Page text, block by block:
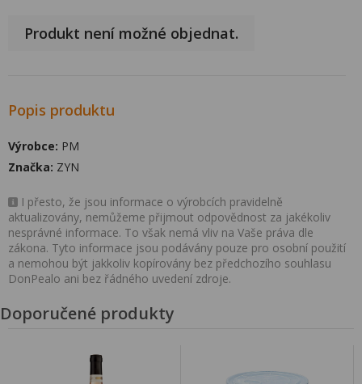
Produkt není možné objednat.
Popis produktu
Výrobce: PM
Značka: ZYN
I přesto, že jsou informace o výrobcích pravidelně
aktualizovány, nemůžeme přijmout odpovědnost za jakékoliv
nesprávné informace. To však nemá vliv na Vaše práva dle
zákona. Tyto informace jsou podávány pouze pro osobní použití
a nemohou být jakkoliv kopírovány bez předchozího souhlasu
DonPealo ani bez řádného uvedení zdroje.
Doporučené produkty